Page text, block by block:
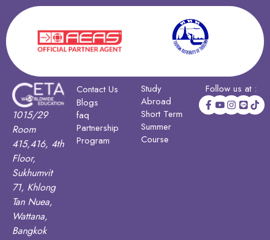
1015/29
Room
415,416, 4th
Floor,
Sukhumvit
71, Khlong
Tan Nuea,
Wattana,
Bangkok
Contact Us
Blogs
faq
Partnership
Program
Study
Abroad
Short Term
Summer
Course
Follow us at :